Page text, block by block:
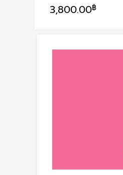
3,800.00฿